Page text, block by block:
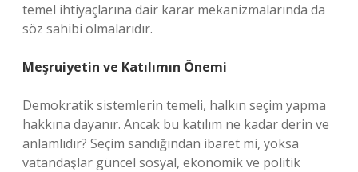
temel ihtiyaçlarına dair karar mekanizmalarında da
söz sahibi olmalarıdır.
Meşruiyetin ve Katılımın Önemi
Demokratik sistemlerin temeli, halkın seçim yapma
hakkına dayanır. Ancak bu katılım ne kadar derin ve
anlamlıdır? Seçim sandığından ibaret mi, yoksa
vatandaşlar güncel sosyal, ekonomik ve politik